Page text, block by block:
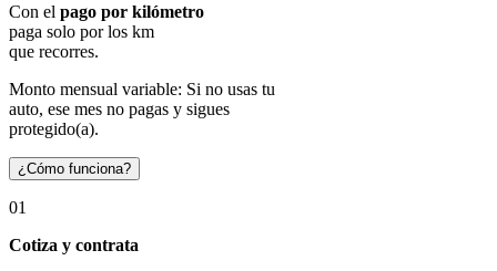
Con el pago por kilómetro
paga solo por los km
que recorres.
Monto mensual variable: Si no usas tu
auto, ese mes no pagas y sigues
protegido(a).
¿Cómo funciona?
01
Cotiza y contrata